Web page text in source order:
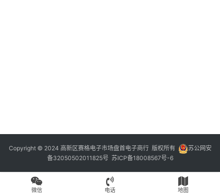
Copyright © 2024 高新区赛格电子市场盘首电子商行 版权所有
苏公网安
备32050502011825号 苏ICP备18008567号-6
微信 电话 地图